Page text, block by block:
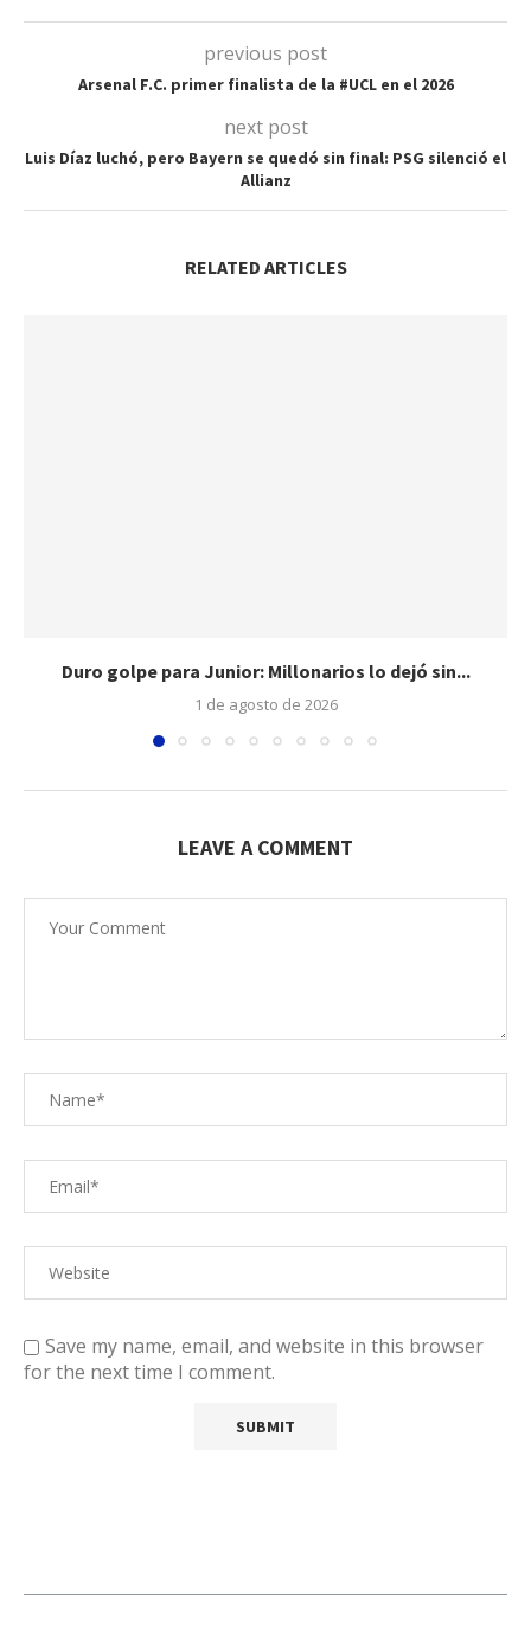
previous post
Arsenal F.C. primer finalista de la #UCL en el 2026
next post
Luis Díaz luchó, pero Bayern se quedó sin final: PSG silenció el
Allianz
RELATED ARTICLES
Duro golpe para Junior: Millonarios lo dejó sin...
1 de agosto de 2026
LEAVE A COMMENT
Save my name, email, and website in this browser
for the next time I comment.